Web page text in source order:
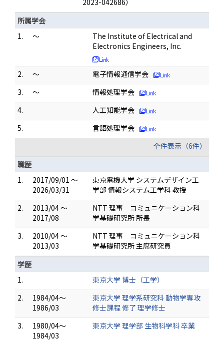
2023-042686）
所属学会
1.
～
The Institute of Electrical and
Electronics Engineers, Inc.
2. ～
電子情報通信学会
3.
～
情報処理学会
4.
人工知能学会
5.
言語処理学会
全件表示（6件）
職歴
1.
2017/09/01 ～
2026/03/31
東京電機大学 システムデザイン工
学部 情報システム工学科 教授
2.
2013/04 ～
2017/08
NTT 理事 コミュニケーション科
学基礎研究所 所長
3.
2010/04 ～
2013/03
NTT 理事 コミュニケーション科
学基礎研究所 主席研究員
学歴
1.
東京大学 博士（工学）
2.
1984/04～
1986/03
東京大学 理学系研究科 動物学専攻
修士課程 修了 理学修士
3.
1980/04～
1984/03
東京大学 理学部 生物科学科 卒業